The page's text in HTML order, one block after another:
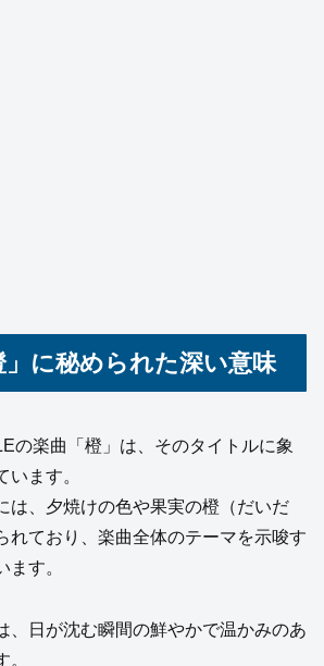
に秘められた深い意味
の楽曲「橙」は、そのタイトルに象
います。
は、夕焼けの色や果実の橙（だいだ
れており、楽曲全体のテーマを示唆す
ます。
、日が沈む瞬間の鮮やかで温かみのあ